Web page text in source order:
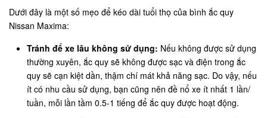
Dưới đây là một số mẹo để kéo dài tuổi thọ của bình ắc quy
Nissan Maxima:
Tránh để xe lâu không sử dụng: Nếu không được sử dụng
thường xuyên, ắc quy sẽ không được sạc và điện trong ắc
quy sẽ cạn kiệt dần, thậm chí mát khả năng sạc. Do vậy, nếu
ít có nhu cầu sử dụng, bạn cũng nên đề nổ xe ít nhất 1 lần/
tuần, mỗi lần tầm 0.5-1 tiếng để ắc quy được hoạt động.